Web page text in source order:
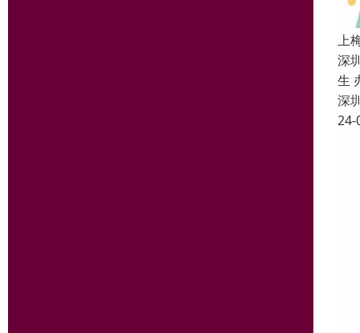
上
深
生
深
24-